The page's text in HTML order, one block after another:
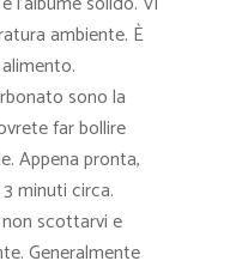
ambiente. È
sono la
far bollire
Appena pronta,
minuti circa.
scottarvi e
Generalmente